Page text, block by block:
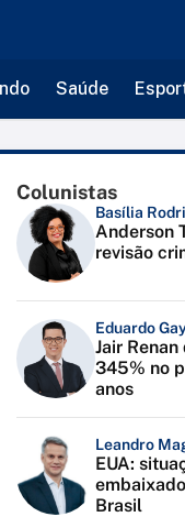
Saúde
Colunistas
Basília
Anderson
revisão
Eduardo
Jair
345% no
anos
Leandro
EUA:
Brasil